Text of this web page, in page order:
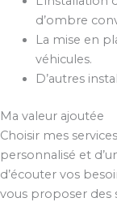
d’ombre
La mise en
véhicules.
D’autres
Ma valeur ajoutée
Choisir mes
personnalisé et
d’écouter vos
vous proposer des